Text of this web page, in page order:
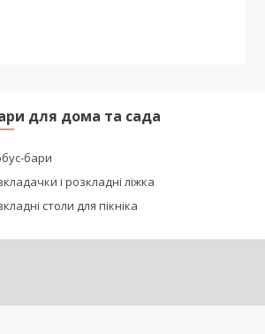
для дома та сада
бари
і розкладні ліжка
столи для пікніка